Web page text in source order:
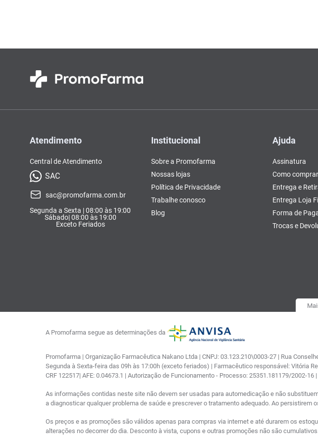
Atendimento
Central de Atendimento
SAC
sac@promofarma.com.br
Segunda a Sexta | 08:00 às 19:00
Sábado| 08:00 às 19:00
Exceto Feriados
Institucional
Sobre a Promofarma
Nossas lojas
Política de Privacidade
Trabalhe conosco
Blog
Ajuda
Assinatura
Como comprar
Entrega e
Entrega Loja
Forma de
Trocas e
A Promofarma segue as determinações da
Promofarma | Organização Farmacêutica Nakano Ltda | CNPJ: 03.123.210\0003-27 | Rua
Segunda à Sexta-feira das 09h às 17:00h (exceto feriados) | Farmacêutico responsável: Vitória
CRF 122517| AFE: 0.04673.1 | Autorização de Funcionamento - Processo: 25351.181179/2002-
As informações contidas neste site não devem ser usadas para automedicação e não
a diagnosticar qualquer problema de saúde e prescrever o tratamento adequado. Ao persistirem
Os preços e as promoções são válidos apenas para compras via internet e até durarem os
alterações no decorrer do dia. Desconto à vista, cupons e outras promoções não são cumulativos.